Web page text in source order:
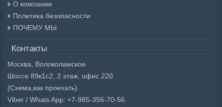
О компании
Политика безопасности
ПОЧЕМУ МЫ
Контакты
Москва, Волоколамское
Шоссе 89к1с2, 2 этаж, офис 220.
(Схема, как проехать)
Viber / Whats App: +7-985-356-70-56